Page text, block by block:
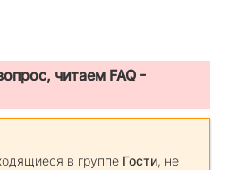
читаем FAQ -
в группе Гости, не